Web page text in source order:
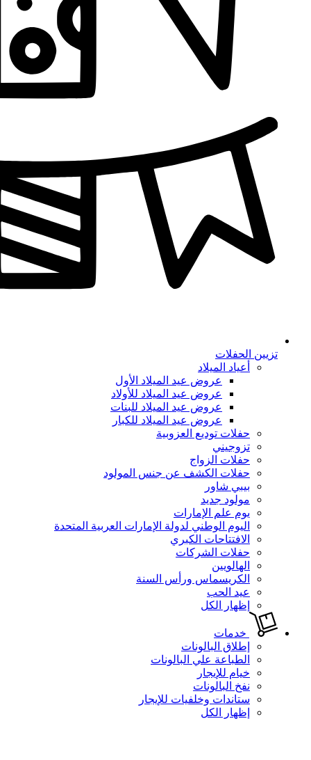
تزيين الحفلات
أعياد الميلاد
عروض عيد الميلاد الأول
عروض عيد الميلاد للأولاد
عروض عيد الميلاد للبنات
عروض عيد الميلاد للكبار
حفلات توديع العزوبية
تزوجيني
حفلات الزواج
حفلات الكشف عن جنس المولود
بيبي شاور
مولود جديد
يوم علم الإمارات
اليوم الوطني لدولة الإمارات العربية المتحدة
الافتتاحات الكبري
حفلات الشركات
الهالويين
الكريسماس ورأس السنة
عيد الحب
إظهار الكل
خدمات
إطلاق البالونات
الطباعة علي البالونات
خيام للإيجار
نفخ البالونات
ستاندات وخلفيات للإيجار
إظهار الكل